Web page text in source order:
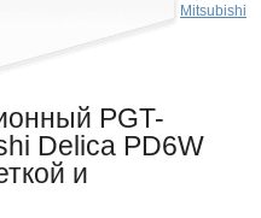
Mitsubishi
PGT-
Delica PD6W
и